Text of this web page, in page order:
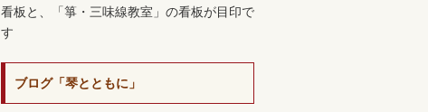
看板と、「箏・三味線教室」の看板が目印で
す
ブログ「琴とともに」